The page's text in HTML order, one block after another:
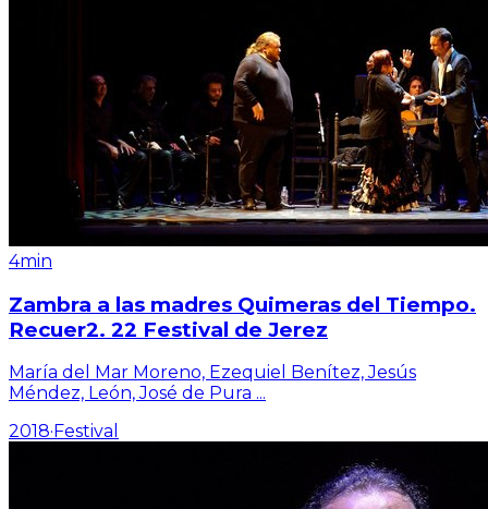
4min
Zambra a las madres Quimeras del Tiempo.
Recuer2. 22 Festival de Jerez
María del Mar Moreno, Ezequiel Benítez, Jesús
Méndez, León, José de Pura ...
2018· Festival